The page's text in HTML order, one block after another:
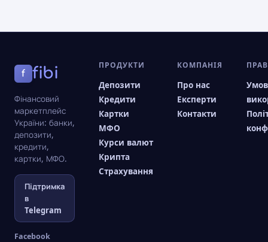
f fibi
Фінансовий
маркетплейс
України: банки,
депозити,
кредити,
картки, МФО.
Підтримка
в
Telegram
Facebook
ПРОДУКТИ
Депозити
Кредити
Картки
МФО
Курси валют
Крипта
Страхування
КОМПАНІЯ
Про нас
Експерти
Контакти